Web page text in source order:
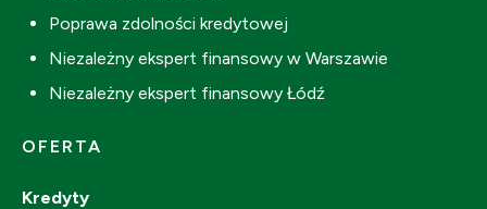
Poprawa zdolności kredytowej
Niezależny ekspert finansowy w Warszawie
Niezależny ekspert finansowy Łódź
OFERTA
Kredyty